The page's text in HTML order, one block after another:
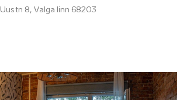
Uus tn 8, Valga linn 68203